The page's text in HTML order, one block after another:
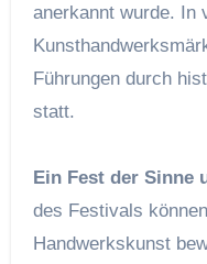
anerkannt wurde. In
Führungen durch
statt.
Ein Fest der Sinne
des Festivals
Handwerkskunst